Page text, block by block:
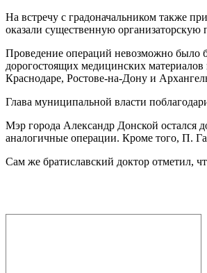
На встречу с градоначальником также
оказали существенную организаторскую
Проведение операций невозможно было
дорогостоящих медицинских
Краснодаре, Ростове-на-Дону и
Глава муниципальной власти
Мэр города Александр Донской остался
аналогичные операции. Кроме того, П.
Сам же братиславский доктор отметил,